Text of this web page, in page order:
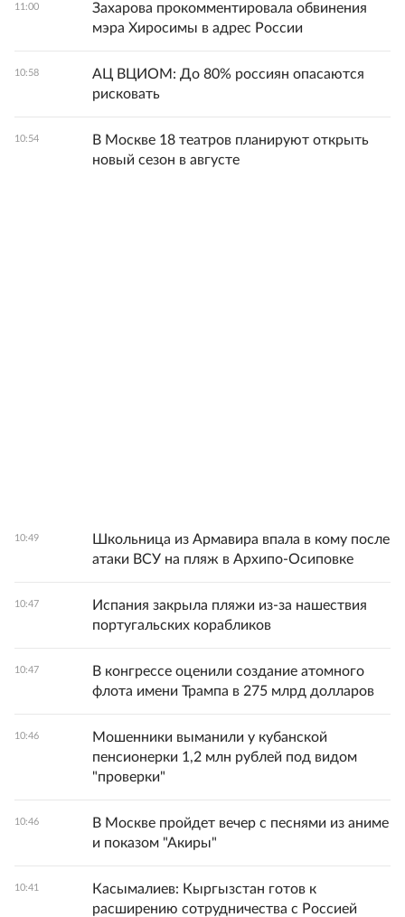
11:00
Захарова прокомментировала обвинения
мэра Хиросимы в адрес России
10:58
АЦ ВЦИОМ: До 80% россиян опасаются
рисковать
10:54
В Москве 18 театров планируют открыть
новый сезон в августе
10:49
Школьница из Армавира впала в кому после
атаки ВСУ на пляж в Архипо-Осиповке
10:47
Испания закрыла пляжи из-за нашествия
португальских корабликов
10:47
В конгрессе оценили создание атомного
флота имени Трампа в 275 млрд долларов
10:46
Мошенники выманили у кубанской
пенсионерки 1,2 млн рублей под видом
"проверки"
10:46
В Москве пройдет вечер с песнями из аниме
и показом "Акиры"
10:41
Касымалиев: Кыргызстан готов к
расширению сотрудничества с Россией